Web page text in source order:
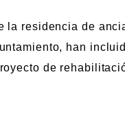
la residencia de
han
de